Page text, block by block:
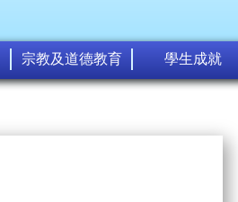
宗教及道德教育 學生成就